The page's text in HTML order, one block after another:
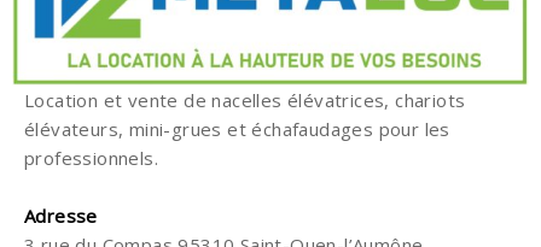
Location et vente de nacelles élévatrices, chariots
élévateurs, mini-grues et échafaudages pour les
professionnels.
Adresse